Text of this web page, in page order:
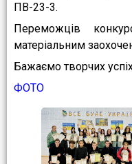
ПВ-
Переможців
матеріальним
Бажаємо творчих
ФОТО